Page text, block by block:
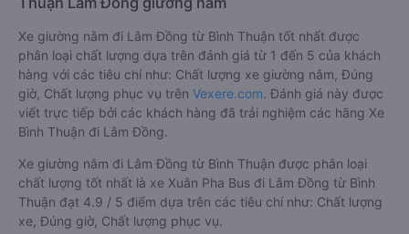
Xe giường nằm đi Lâm Đồng từ Bình Thuận tốt nhất được
phân loại chất lượng dựa trên đánh giá từ 1 đến 5 của khách
hàng với các tiêu chí như: Chất lượng xe giường nằm, Đúng
giờ, Chất lượng phục vụ trên Vexere.com. Đánh giá này được
viết trực tiếp bởi các khách hàng đã trải nghiệm các hãng Xe
Bình Thuận đi Lâm Đồng.
Xe giường nằm đi Lâm Đồng từ Bình Thuận được phân loại
chất lượng tốt nhất là xe Xuân Pha Bus đi Lâm Đồng từ Bình
Thuận đạt 4.9 / 5 điểm dựa trên các tiêu chí như: Chất lượng
xe, Đúng giờ, Chất lượng phục vụ.